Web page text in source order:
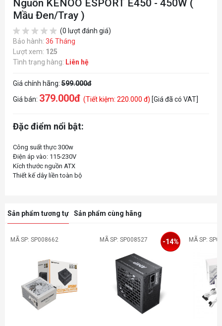
Nguồn KENOO ESPORT E450 - 450W (
Mầu Đen/Tray )
(0 lượt đánh giá)
Bảo hành: 36 Tháng
Lượt xem: 125
Tình trạng hàng: Liên hệ
Giá chính hãng: 599.000đ
Giá bán: 379.000đ (Tiết kiệm: 220.000 đ) [Giá đã có VAT]
Đặc điểm nổi bật:
Công suất thực 300w
Điện áp vào: 115-230V
Kích thước nguồn ATX
Sản phẩm tương tự Sản phẩm cùng hãng
MÃ SP: SP008662 MÃ SP: SP008527 -14% MÃ SP: